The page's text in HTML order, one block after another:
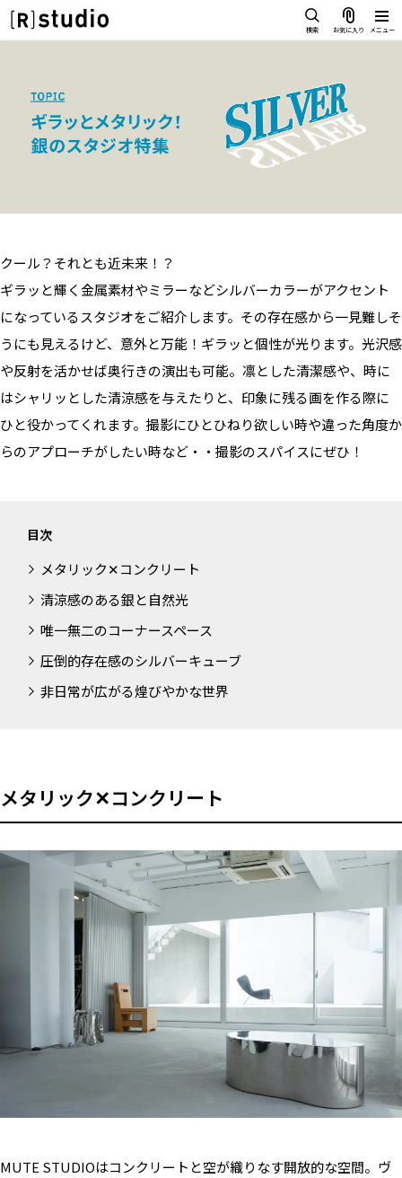
検索 お気に入り メニュー
IMAGE
部屋ごとに写真で見比べたい
ひとつのスタジオであれもこれも
LOCATION
カフェやオフィスなどロケシーンも
SIZE&PRICE
広さと利用料金で探す
ALL FILTER
すべての選択肢からスタジオを探す
スタジオを探す
SCENE
部屋ごとに写真で見比べたい
VARIATION
カフェやオフィスなどロケシーンも
広さと利用料金で探す
ALL FILTER
すべての選択肢からスタジオを探す
スタジオ一覧
マップから探す
お知らせ
会社概要
お問い合わせ
掲載のお問い合わせ
クール？それとも近未来！？
ギラッと輝く金属素材やミラーなどシルバーカラーがアクセント
になっているスタジオをご紹介します。その存在感から一見難しそ
うにも見えるけど、意外と万能！ギラッと個性が光ります。光沢感
や反射を活かせば奥行きの演出も可能。凛とした清潔感や、時に
はシャリッとした清涼感を与えたりと、印象に残る画を作る際に
ひと役かってくれます。撮影にひとひねり欲しい時や違った角度か
らのアプローチがしたい時など・・撮影のスパイスにぜひ！
目次
メタリック✕コンクリート
清涼感のある銀と自然光
唯一無二のコーナースペース
圧倒的存在感のシルバーキューブ
非日常が広がる煌びやかな世界
メタリック✕コンクリート
MUTE STUDIOはコンクリートと空が織りなす開放的な空間。ヴ